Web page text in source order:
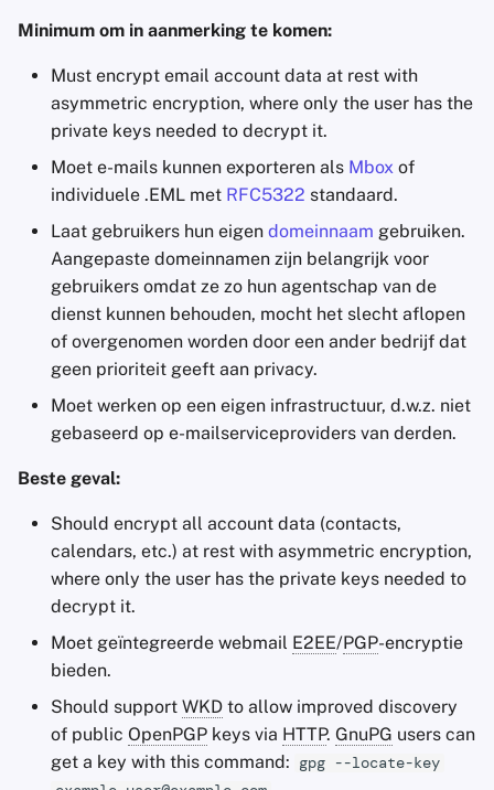
Minimum om in aanmerking te komen:
Must encrypt email account data at rest with
asymmetric encryption, where only the user has the
private keys needed to decrypt it.
Moet e-mails kunnen exporteren als Mbox of
individuele .EML met RFC5322 standaard.
Laat gebruikers hun eigen domeinnaam gebruiken.
Aangepaste domeinnamen zijn belangrijk voor
gebruikers omdat ze zo hun agentschap van de
dienst kunnen behouden, mocht het slecht aflopen
of overgenomen worden door een ander bedrijf dat
geen prioriteit geeft aan privacy.
Moet werken op een eigen infrastructuur, d.w.z. niet
gebaseerd op e-mailserviceproviders van derden.
Beste geval:
Should encrypt all account data (contacts,
calendars, etc.) at rest with asymmetric encryption,
where only the user has the private keys needed to
decrypt it.
Moet geïntegreerde webmail E2EE/PGP-encryptie
bieden.
Should support WKD to allow improved discovery
of public OpenPGP keys via HTTP. GnuPG users can
get a key with this command: gpg --locate-key